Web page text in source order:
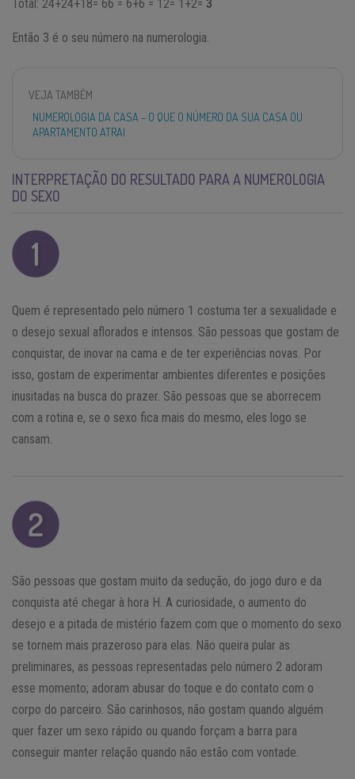
Total: 24+24+18= 66 = 6+6 = 12= 1+2= 3
Então 3 é o seu número na numerologia.
VEJA TAMBÉM
NUMEROLOGIA DA CASA – O QUE O NÚMERO DA SUA CASA OU
APARTAMENTO ATRAI
INTERPRETAÇÃO DO RESULTADO PARA A NUMEROLOGIA
DO SEXO
Quem é representado pelo número 1 costuma ter a sexualidade e
o desejo sexual aflorados e intensos. São pessoas que gostam de
conquistar, de inovar na cama e de ter experiências novas. Por
isso, gostam de experimentar ambientes diferentes e posições
inusitadas na busca do prazer. São pessoas que se aborrecem
com a rotina e, se o sexo fica mais do mesmo, eles logo se
cansam.
São pessoas que gostam muito da sedução, do jogo duro e da
conquista até chegar à hora H. A curiosidade, o aumento do
desejo e a pitada de mistério fazem com que o momento do sexo
se tornem mais prazeroso para elas. Não queira pular as
preliminares, as pessoas representadas pelo número 2 adoram
esse momento; adoram abusar do toque e do contato com o
corpo do parceiro. São carinhosos, não gostam quando alguém
quer fazer um sexo rápido ou quando forçam a barra para
conseguir manter relação quando não estão com vontade.